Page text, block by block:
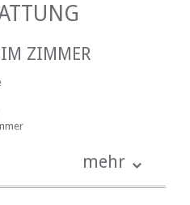
ZIMMER
mehr